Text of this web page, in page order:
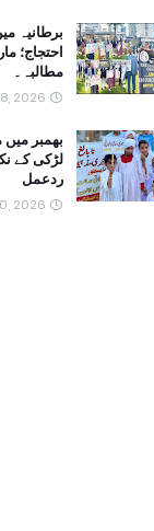
برطانیہ
احتجاج؛
مطالبہ۔
2026
بھمبر میں
لڑکی کے
ردعمل
2026